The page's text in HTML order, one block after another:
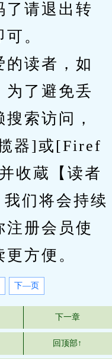
了请退出转
。
读者，如
为了避免丢
索访问，
器]或[Firef
收蔵【读者
们将会持续
注册会员使
方便。
下—页
下一章
回顶部↑